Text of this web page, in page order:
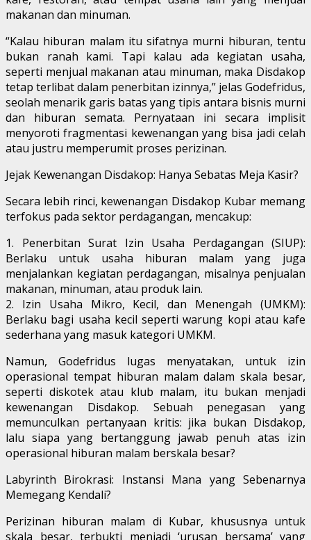
makanan dan minuman.
“Kalau hiburan malam itu sifatnya murni hiburan, tentu
bukan ranah kami. Tapi kalau ada kegiatan usaha,
seperti menjual makanan atau minuman, maka Disdakop
tetap terlibat dalam penerbitan izinnya,” jelas Godefridus,
seolah menarik garis batas yang tipis antara bisnis murni
dan hiburan semata. Pernyataan ini secara implisit
menyoroti fragmentasi kewenangan yang bisa jadi celah
atau justru memperumit proses perizinan.
Jejak Kewenangan Disdakop: Hanya Sebatas Meja Kasir?
Secara lebih rinci, kewenangan Disdakop Kubar memang
terfokus pada sektor perdagangan, mencakup:
1. Penerbitan Surat Izin Usaha Perdagangan (SIUP):
Berlaku untuk usaha hiburan malam yang juga
menjalankan kegiatan perdagangan, misalnya penjualan
makanan, minuman, atau produk lain.
2. Izin Usaha Mikro, Kecil, dan Menengah (UMKM):
Berlaku bagi usaha kecil seperti warung kopi atau kafe
sederhana yang masuk kategori UMKM.
Namun, Godefridus lugas menyatakan, untuk izin
operasional tempat hiburan malam dalam skala besar,
seperti diskotek atau klub malam, itu bukan menjadi
kewenangan Disdakop. Sebuah penegasan yang
memunculkan pertanyaan kritis: jika bukan Disdakop,
lalu siapa yang bertanggung jawab penuh atas izin
operasional hiburan malam berskala besar?
Labyrinth Birokrasi: Instansi Mana yang Sebenarnya
Memegang Kendali?
Perizinan hiburan malam di Kubar, khususnya untuk
skala besar, terbukti menjadi ‘urusan bersama’ yang